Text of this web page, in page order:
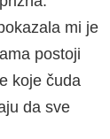
mi je
postoji
koje čuda
da sve